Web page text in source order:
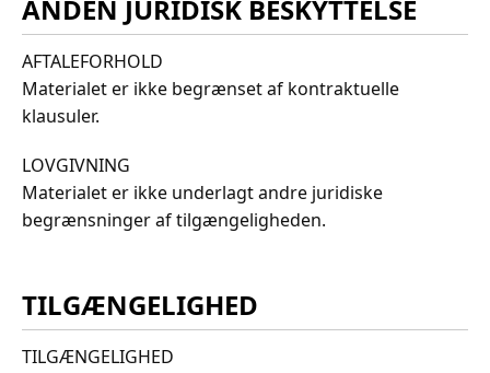
ANDEN JURIDISK BESKYTTELSE
AFTALEFORHOLD
Materialet er ikke begrænset af kontraktuelle
klausuler.
LOVGIVNING
Materialet er ikke underlagt andre juridiske
begrænsninger af tilgængeligheden.
TILGÆNGELIGHED
TILGÆNGELIGHED